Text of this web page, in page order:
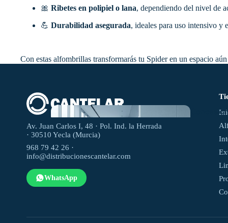
🎀 Ribetes en polipiel o lana, dependiendo del nivel de
💪 Durabilidad asegurada, ideales para uso intensivo y
Con estas alfombrillas transformarás tu Spider en un espacio
Av. Juan Carlos I, 48 · Pol. Ind. la Herrada
· 30510 Yecla (Murcia)
968 79 42 26 ·
info@distribucionescantelar.com
WhatsApp